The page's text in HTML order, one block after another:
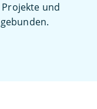
und